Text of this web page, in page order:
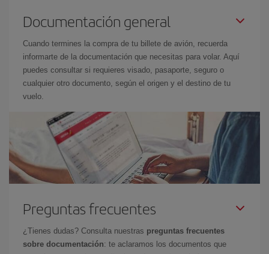
Documentación general
Cuando termines la compra de tu billete de avión, recuerda
informarte de la documentación que necesitas para volar. Aquí
puedes consultar si requieres visado, pasaporte, seguro o
cualquier otro documento, según el origen y el destino de tu
vuelo.
Preguntas frecuentes
¿Tienes dudas? Consulta nuestras preguntas frecuentes
sobre documentación: te aclaramos los documentos que